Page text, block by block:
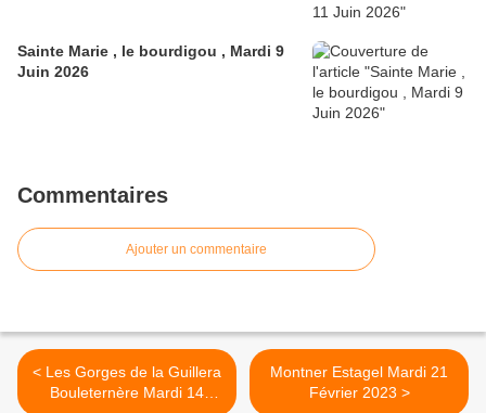
Sainte Marie , le bourdigou , Mardi 9
Juin 2026
Commentaires
Ajouter un commentaire
< Les Gorges de la Guillera
Bouleternère Mardi 14
Montner Estagel Mardi 21
Février 2023 >